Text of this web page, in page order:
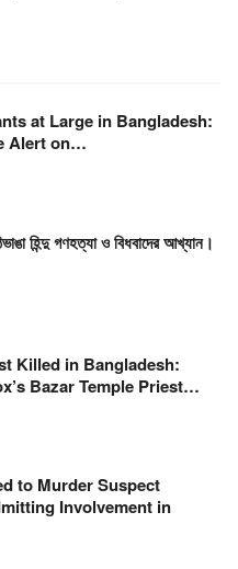
at Large in Bangladesh:
Alert on…
হিন্দু গণহত্যা ও বিধবাদের আখ্যান।
Killed in Bangladesh:
Bazar Temple Priest…
to Murder Suspect
Involvement in